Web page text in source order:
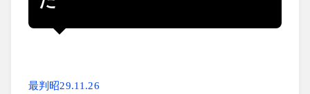
最判昭29.11.26